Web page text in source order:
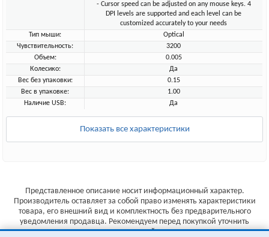
- Cursor speed can be adjusted on any mouse keys. 4
DPI levels are supported and each level can be
customized accurately to your needs
Тип мыши:
Optical
Чувствительность:
3200
Объем:
0.005
Колесико:
Да
Вес без упаковки:
0.15
Вес в упаковке:
1.00
Наличие USB:
Да
Показать все характеристики
Представленное описание носит информационный характер.
Производитель оставляет за собой право изменять характеристики
товара, его внешний вид и комплектность без предварительного
уведомления продавца. Рекомендуем перед покупкой уточнить
характеристики товара на сайте производителя.